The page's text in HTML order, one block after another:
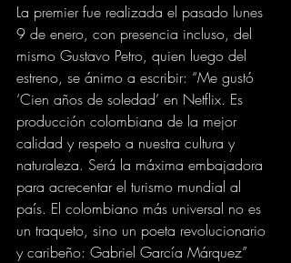
La premier fue realizada el pasado lunes
9 de enero, con presencia incluso, del
mismo Gustavo Petro, quien luego del
estreno, se ánimo a escribir: “Me gustó
‘Cien años de soledad’ en Netflix. Es
producción colombiana de la mejor
calidad y respeto a nuestra cultura y
naturaleza. Será la máxima embajadora
para acrecentar el turismo mundial al
país. El colombiano más universal no es
un traqueto, sino un poeta revolucionario
y caribeño: Gabriel García Márquez”